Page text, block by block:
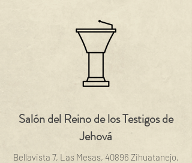
Salón del Reino de los Testigos de
Jehová
Bellavista 7, Las Mesas, 40896 Zihuatanejo,